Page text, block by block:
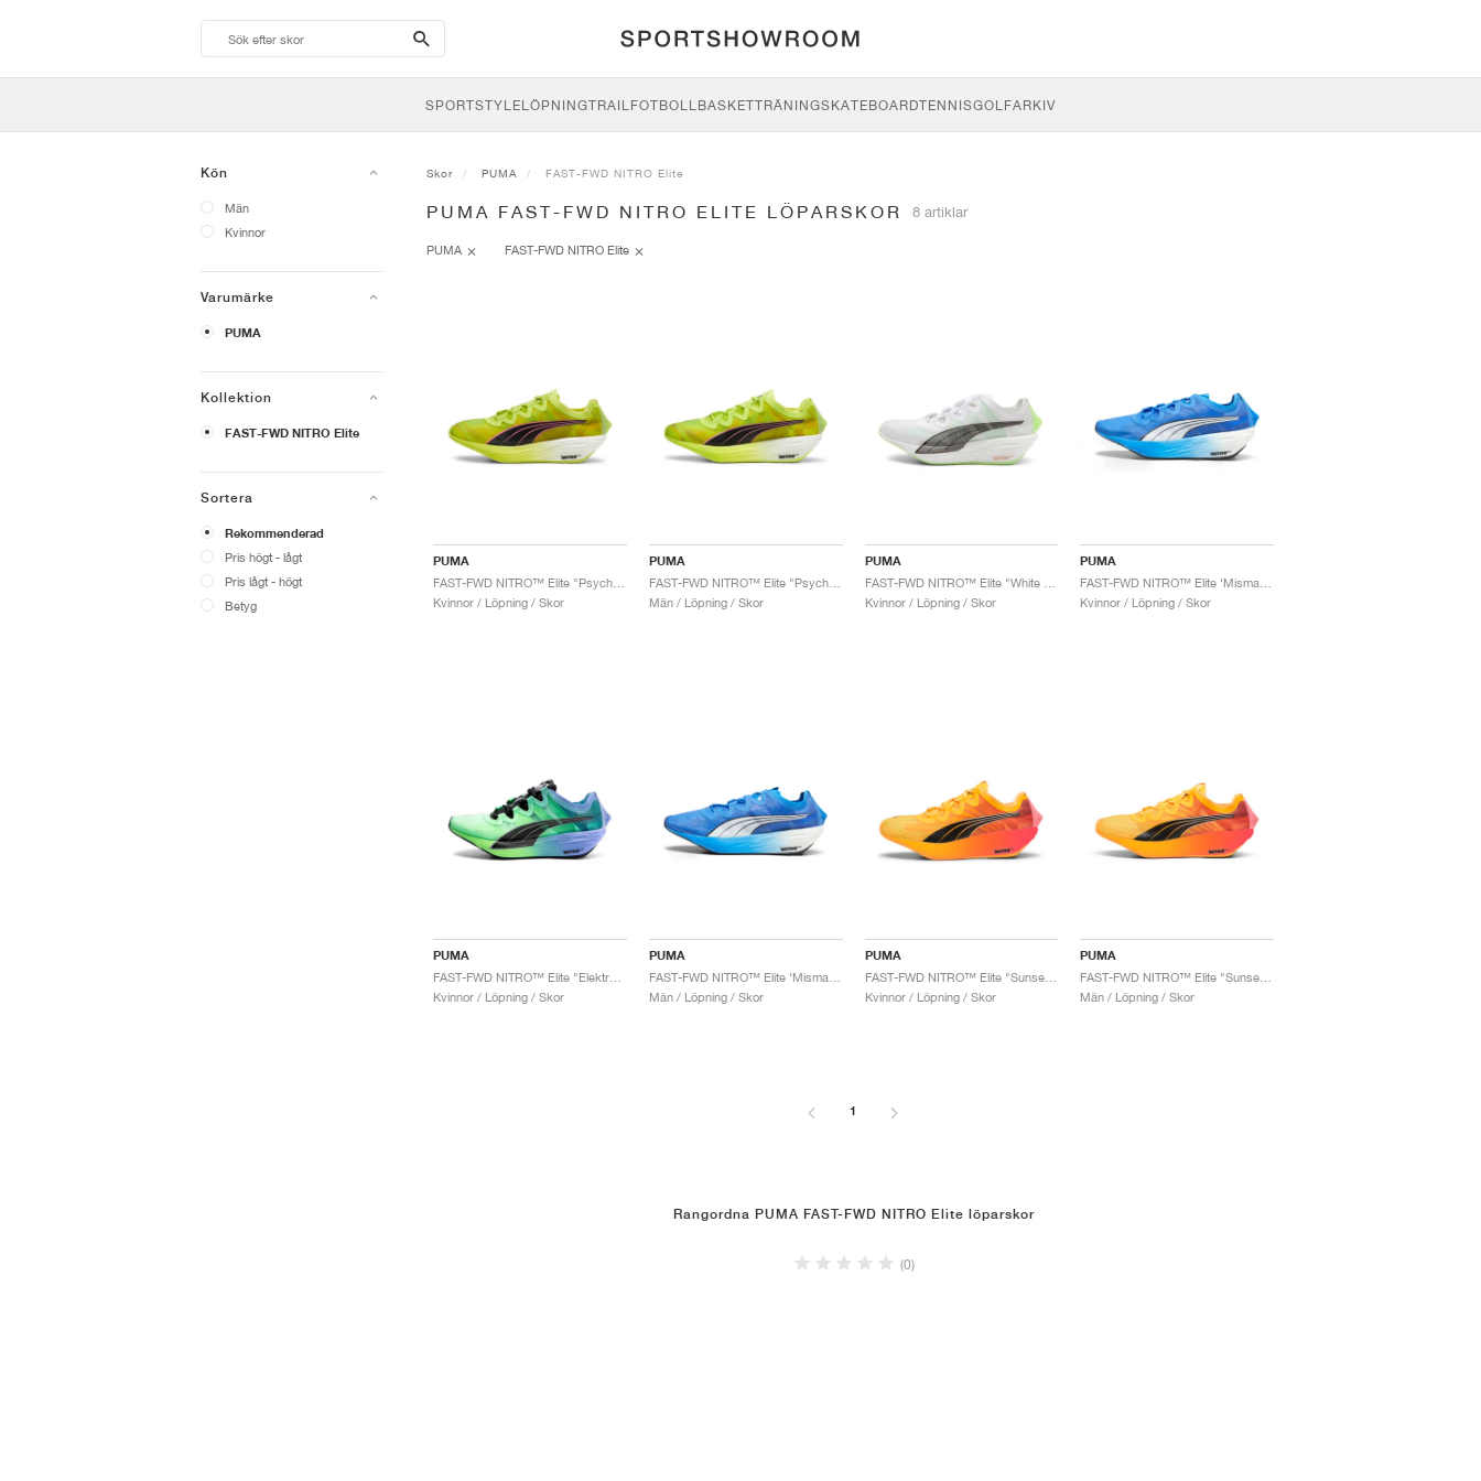
search-
btn
SPORTSTYLELÖPNINGTRAILFOTBOLLBASKETTRÄNINGSKATEBOARDTENNISGOLFARKIV
Kön
Män
Kvinnor
Varumärke
PUMA
Kollektion
FAST-FWD NITRO Elite
Sortera
Rekommenderad
Pris högt - lågt
Pris lågt - högt
Betyg
Skor PUMA FAST-FWD NITRO Elite
PUMA FAST-FWD NITRO ELITE LÖPARSKOR 8 artiklar
PUMA FAST-FWD NITRO Elite
PUMA
Kvinnor / Löpning / Skor
PUMA
FAST-FWD NITRO™ Elite "Psychedelic Rush"
Män / Löpning / Skor
PUMA
Kvinnor / Löpning / Skor
PUMA
Kvinnor / Löpning / Skor
PUMA
Kvinnor / Löpning / Skor
PUMA
Män / Löpning / Skor
PUMA
FAST-FWD NITRO™ Elite "Sunset Glow & Sun Stream"
Kvinnor / Löpning / Skor
PUMA
Män / Löpning / Skor
1
Rangordna PUMA FAST-FWD NITRO Elite löparskor
(0)